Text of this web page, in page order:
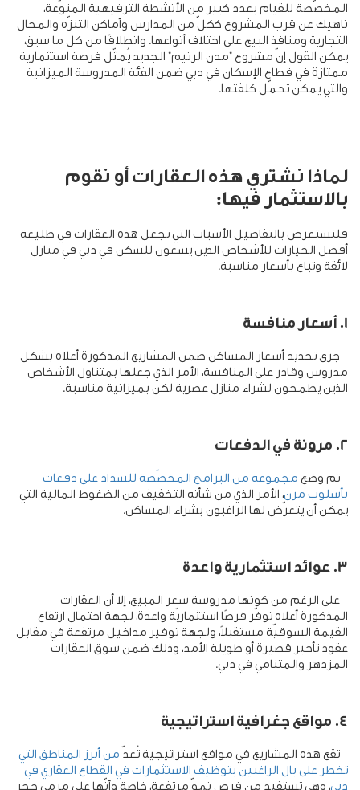
المخصّصة للقيام بعدد كبير من الأنشطة الترفيهية المنوّعة،
ناهيك عن قرب المشروع ككلّ من المدارس وأماكن التنزّه والمحال
التجارية ومنافذ البيع على اختلاف أنواعها. وانطلاقًا من كل ما سبق،
يمكن القول إنّ مشروع "مدن الرنيم" الجديد يُمثّل فرصة استثمارية
ممتازة في قطاع الإسكان في دبي ضمن الفئة المدروسة الميزانية
والتي يمكن تحمّل كلفتها.
لماذا نشتري هذه العقارات أو نقوم
بالاستثمار فيها:
فلنستعرض بالتفاصيل الأسباب التي تجعل هذه العقارات في طليعة
أفضل الخيارات للأشخاص الذين يسعون للسكن في دبي في منازل
لائقة وتباع بأسعار مناسبة.
1. أسعار منافسة
جرى تحديد أسعار المساكن ضمن المشاريع المذكورة أعلاه بشكل
مدروس وقادر على المنافسة، الأمر الذي جعلها بمتناول الأشخاص
الذين يطمحون لشراء منازل عصرية لكن بميزانية مناسبة.
2. مرونة في الدفعات
تم وضع مجموعة من البرامج المخصّصة للسداد على دفعات
بأسلوب مرن، الأمر الذي من شأنه التخفيف من الضغوط المالية التي
يمكن أن يتعرّض لها الراغبون بشراء المساكن.
3. عوائد استثمارية واعدة
على الرغم من كونها مدروسة سعر المبيع، إلا أن العقارات
المذكورة أعلاه توفّر فرصًا استثماريّة واعدة، لجهة احتمال ارتفاع
القيمة السوقيّة مستقبلاً، ولجهة توفير مداخيل مرتفعة في مقابل
عقود تأجير قصيرة أو طويلة الأمد، وذلك ضمن سوق العقارات
المزدهر والمتنامي في دبي.
4. مواقع جغرافية استراتيجية
تقع هذه المشاريع في مواقع استراتيجية تُعدّ من أبرز المناطق التي
تخطر على بال الراغبين بتوظيف الاستثمارات في القطاع العقاري في
دبي، وهي تستفيد من فرص نموّ مرتفعة، خاصة وأنّها على مرمى حجر